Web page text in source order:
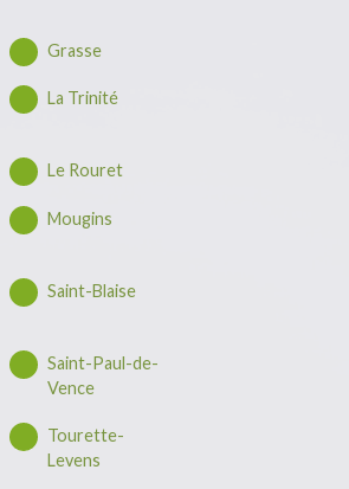
Grasse
La Trinité
Le Rouret
Mougins
Saint-Blaise
Saint-Paul-de-
Vence
Tourette-
Levens